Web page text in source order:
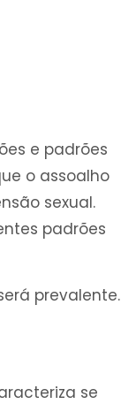
e padrões
o assoalho
sexual.
padrões
prevalente.
se